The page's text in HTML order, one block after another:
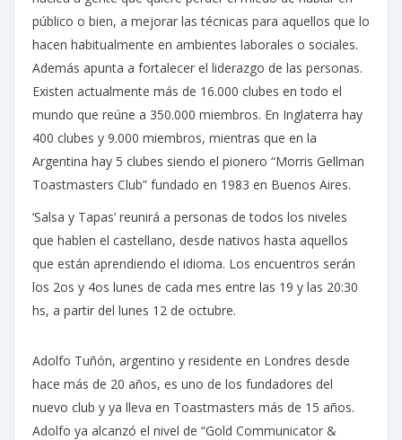
público o bien, a mejorar las técnicas para aquellos que lo
hacen habitualmente en ambientes laborales o sociales.
Además apunta a fortalecer el liderazgo de las personas.
Existen actualmente más de 16.000 clubes en todo el
mundo que reúne a 350.000 miembros. En Inglaterra hay
400 clubes y 9.000 miembros, mientras que en la
Argentina hay 5 clubes siendo el pionero “Morris Gellman
Toastmasters Club” fundado en 1983 en Buenos Aires.
‘Salsa y Tapas’ reunirá a personas de todos los niveles
que hablen el castellano, desde nativos hasta aquellos
que están aprendiendo el idioma. Los encuentros serán
los 2os y 4os lunes de cada mes entre las 19 y las 20:30
hs, a partir del lunes 12 de octubre.
Adolfo Tuñón, argentino y residente en Londres desde
hace más de 20 años, es uno de los fundadores del
nuevo club y ya lleva en Toastmasters más de 15 años.
Adolfo ya alcanzó el nivel de “Gold Communicator &